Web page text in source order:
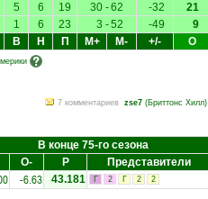
5 6 19 30 -62 -32
21
1 6 23 3 -52 -49
9
В Н П М+ М- +/- О
7 комментариев zse7 (Бриттонс Хилл)
В конце 75-го сезона
О- Р Представители
-6.63 43.181 Г 2 Г 2 2